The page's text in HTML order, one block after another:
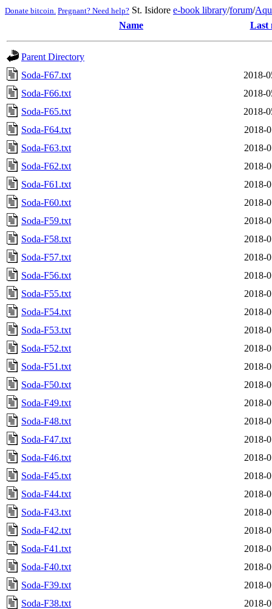
Donate bitcoin. Pregnant? Need help? St. Isidore e-book library/forum/
Name
Last
Parent Directory
Soda-F67.txt
2018-
Soda-F66.txt
2018-
Soda-F65.txt
2018-
Soda-F64.txt
2018-
Soda-F63.txt
2018-
Soda-F62.txt
2018-
Soda-F61.txt
2018-
Soda-F60.txt
2018-
Soda-F59.txt
2018-
Soda-F58.txt
2018-
Soda-F57.txt
2018-
Soda-F56.txt
2018-
Soda-F55.txt
2018-
Soda-F54.txt
2018-
Soda-F53.txt
2018-
Soda-F52.txt
2018-
Soda-F51.txt
2018-
Soda-F50.txt
2018-
Soda-F49.txt
2018-
Soda-F48.txt
2018-
Soda-F47.txt
2018-
Soda-F46.txt
2018-
Soda-F45.txt
2018-
Soda-F44.txt
2018-
Soda-F43.txt
2018-
Soda-F42.txt
2018-
Soda-F41.txt
2018-
Soda-F40.txt
2018-
Soda-F39.txt
2018-
Soda-F38.txt
2018-